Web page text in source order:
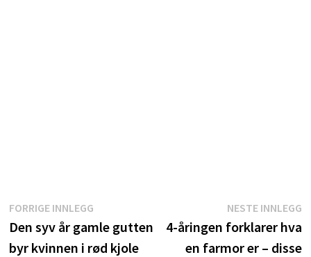
Innleggsnavigasjon
FORRIGE INNLEGGForrige
innlegg:
Den syv år gamle gutten
byr kvinnen i rød kjole
NESTE INNLEGG
4-åringen forklarer hva
en farmor er – disse